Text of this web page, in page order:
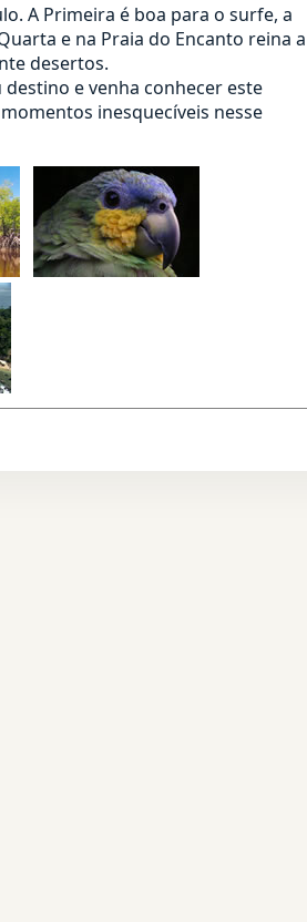
A Primeira é boa para o surfe, a
e na Praia do Encanto reina a
desertos.
e venha conhecer este
inesquecíveis nesse